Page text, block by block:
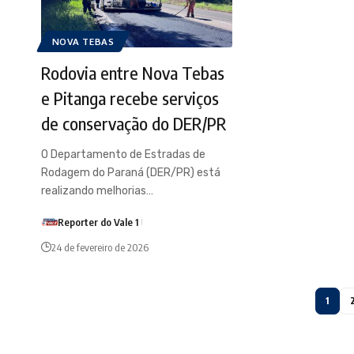
NOVA TEBAS
Rodovia entre Nova Tebas
e Pitanga recebe serviços
de conservação do DER/PR
O Departamento de Estradas de
Rodagem do Paraná (DER/PR) está
realizando melhorias…
Reporter do Vale 1
24 de fevereiro de 2026
1